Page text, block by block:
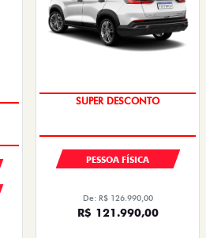
SUPER DESCONTO
PESSOA FÍSICA
De: R$ 126.990,00
R$ 121.990,00